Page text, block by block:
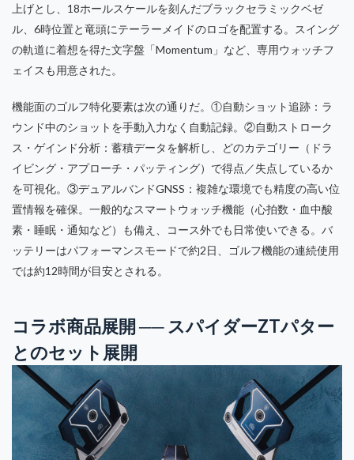
上げとし、18ホールスケールを刻んだブラックセラミックベゼ
ル、6時位置と竜頭にテーラーメイドのロゴを配置する。スイング
の軌道に着想を得た文字盤「Momentum」など、専用ウォッチフ
ェイスも用意された。
機能面のゴルフ特化要素は次の通りだ。①自動ショット追跡：ラ
ウンド中のショットを手動入力なく自動記録。②自動ストローク
ス・ゲインド分析：蓄積データを解析し、どのカテゴリー（ドラ
イビング・アプローチ・パッティング）で得点／失点しているか
を可視化。③デュアルバンドGNSS：複雑な環境でも精度の高い位
置情報を確保。一般的なスマートウォッチ機能（心拍数・血中酸
素・睡眠・通知など）も備え、コース外でも日常使いできる。バ
ッテリーはパフォーマンスモードで約2日、ゴルフ機能の連続使用
では約12時間が目安とされる。
コラボ商品展開 ── スパイダーZTパター
とのセット展開